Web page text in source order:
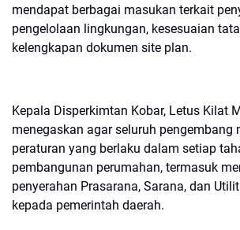
mendapat berbagai masukan terkait
pengelolaan lingkungan, kesesuaian
kelengkapan dokumen site plan.
Kepala Disperkimtan Kobar, Letus Kilat
menegaskan agar seluruh pengembang
peraturan yang berlaku dalam setiap
pembangunan perumahan, termasuk
penyerahan Prasarana, Sarana, dan
kepada pemerintah daerah.